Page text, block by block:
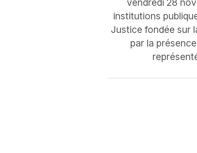
institutions
Justice fondée sur
par la